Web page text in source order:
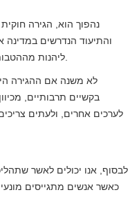
נהפוך הוא, הגירה
והתיעוד הנדרשים במדינה
לא משנה אם ההגירה
בקשיים תרבותיים,
לערכים אחרים, ולעתים